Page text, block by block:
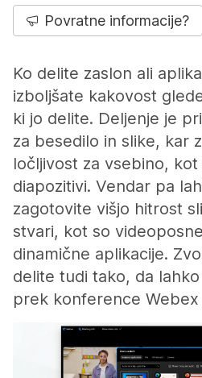
Povratne informacije?
Ko delite zaslon ali
izboljšate kakovost
ki jo delite. Deljenje je
za besedilo in slike, kar
ločljivost za vsebino,
diapozitivi. Vendar pa
zagotovite višjo hitrost
stvari, kot so
dinamične aplikacije.
delite tudi tako, da
prek konference Webex